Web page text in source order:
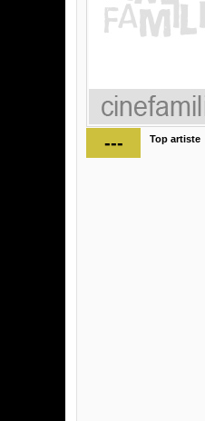
--- Top artiste